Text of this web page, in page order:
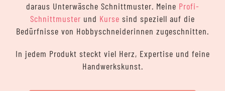
daraus Unterwäsche Schnittmuster. Meine Profi-
Schnittmuster und Kurse sind speziell auf die
Bedürfnisse von Hobbyschneiderinnen zugeschnitten.
In jedem Produkt steckt viel Herz, Expertise und feine
Handwerkskunst.